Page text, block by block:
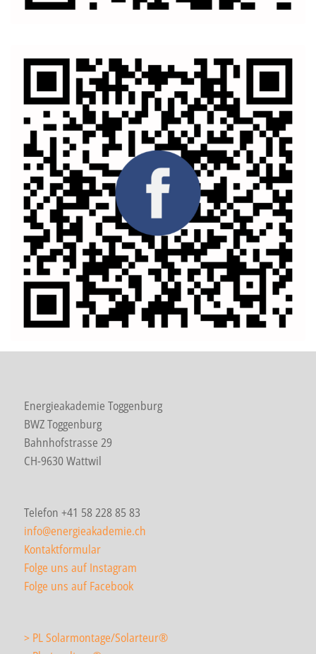
Energieakademie Toggenburg
BWZ Toggenburg
Bahnhofstrasse 29
CH-9630 Wattwil
Telefon +41 58 228 85 83
info@energieakademie.ch
Kontaktformular
Folge uns auf Instagram
Folge uns auf Facebook
> PL Solarmontage/Solarteur®